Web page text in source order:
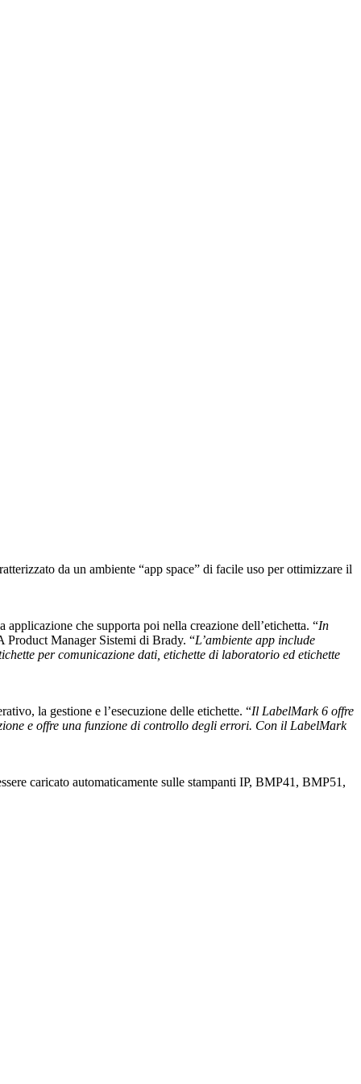
da un ambiente “app space” di facile uso per ottimizzare il
applicazione che supporta poi nella creazione dell’etichetta. “In
Product Manager Sistemi di Brady. “L’ambiente app include
per comunicazione dati, etichette di laboratorio ed etichette
la gestione e l’esecuzione delle etichette. “Il LabelMark 6 offre
e offre una funzione di controllo degli errori. Con il LabelMark
caricato automaticamente sulle stampanti IP, BMP41, BMP51,